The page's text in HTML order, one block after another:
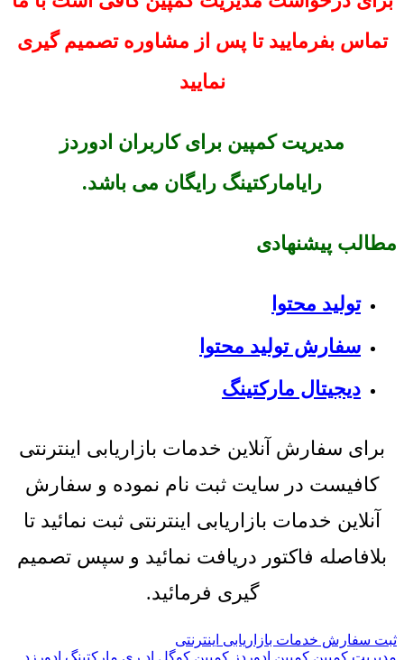
تماس بفرمایید تا پس از مشاوره تصمیم گیری
نمایید
مدیریت کمپین برای کاربران ادوردز
رایامارکتینگ رایگان می باشد.
مطالب پیشنهادی
تولید محتوا
سفارش تولید محتوا
دیجیتال مارکتینگ
برای سفارش آنلاین خدمات بازاریابی اینترنتی
کافیست در سایت ثبت نام نموده و سفارش
آنلاین خدمات بازاریابی اینترنتی ثبت نمائید تا
بلافاصله فاکتور دریافت نمائید و سپس تصمیم
گیری فرمائید.
ثبت سفارش خدمات بازاریابی اینترنتی
مدیریت کمپین کمپین ادوردز کمپین کوگل اد ری مارکتینگ ادورزد